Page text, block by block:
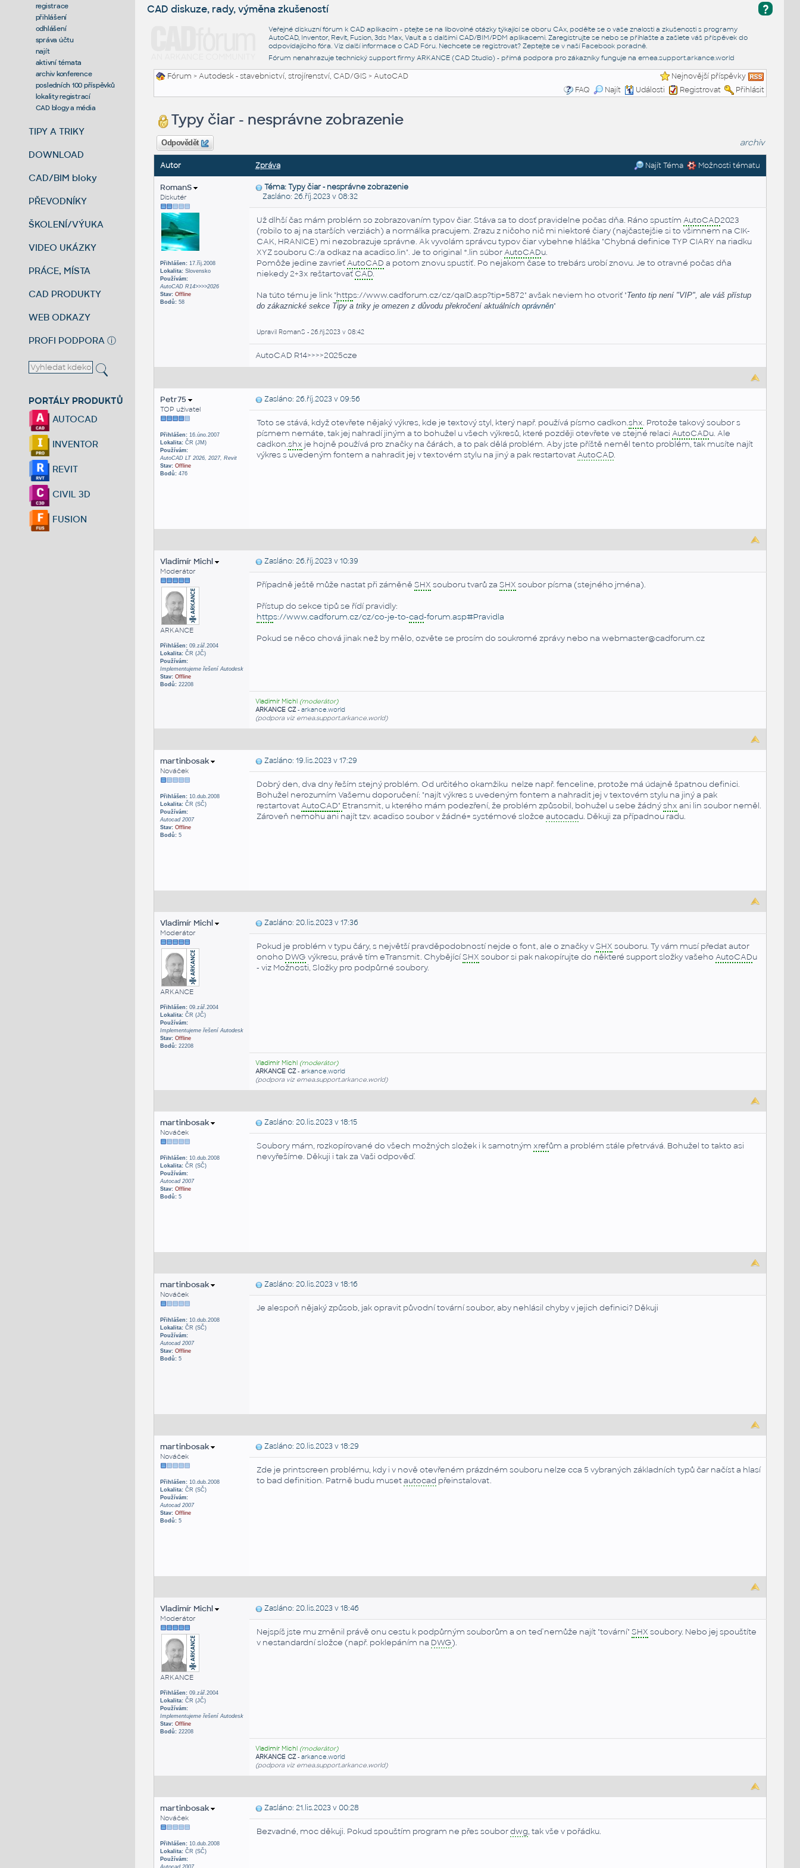
registrace
přihlášení
odhlášení
správa účtu
najít
aktivní témata
archiv konference
posledních 100 příspěvků
lokality registrací
CAD blogy a média
TIPY A TRIKY
DOWNLOAD
CAD/BIM bloky
PŘEVODNÍKY
ŠKOLENÍ/VÝUKA
VIDEO UKÁZKY
PRÁCE, MÍSTA
CAD PRODUKTY
WEB ODKAZY
PROFI PODPORA ⓘ
PORTÁLY PRODUKTŮ
AUTOCAD
INVENTOR
REVIT
CIVIL 3D
FUSION
?
CAD diskuze, rady, výměna zkušeností
Veřejné diskuzní fórum k CAD aplikacím - ptejte se na libovolné otázky týkající se oboru CAx, podělte se o vaše znalosti a zkušenosti s programy
AutoCAD, Inventor, Revit, Fusion, 3ds Max, Vault a s dalšími CAD/BIM/PDM aplikacemi. Zaregistrujte se nebo se přihlašte a zašlete váš příspěvek do
odpovídajícího fóra. Viz další informace o CAD Fóru. Nechcete se registrovat? Zeptejte se v naší Facebook poradně.
Fórum nenahrazuje technický support firmy ARKANCE (CAD Studio) - přímá podpora pro zákazníky funguje na emea.support.arkance.world
Fórum >Autodesk - stavebnictví, strojírenství, CAD/GIS>AutoCAD
Nejnovější příspěvky
FAQ
Najít Události Registrovat Přihlásit
Typy čiar - nesprávne zobrazenie
Odpovědět archiv
Autor Zpráva Najít Téma Možnosti tématu
RomanS
Diskutér
Přihlášen:17.říj.2008
Lokalita:Slovensko
Používám:
AutoCAD R14>>>>2026
Stav: Offline
Bodů:58
Téma: Typy čiar - nesprávne zobrazenie
Zasláno: 26.říj.2023 v 08:32
Už dlhší čas mám problém so zobrazovaním typov čiar. Stáva sa to dosť pravidelne počas dňa. Ráno spustím AutoCAD2023
(robilo to aj na starších verziách) a normálka pracujem. Zrazu z ničoho nič mi niektoré čiary (najčastejšie si to všimnem na CIK-
CAK, HRANICE) mi nezobrazuje správne. Ak vyvolám správcu typov čiar vybehne hláška "Chybná definice TYP CIARY na riadku
XYZ souboru C:/a odkaz na acadiso.lin". Je to original *.lin súborAutoCADu.
Pomôže jedine zavrieťAutoCAD a potom znovu spustiť. Po nejakom čase to trebárs urobí znovu. Je to otravné počas dňa
niekedy 2÷3x reštartovať CAD.
Na túto tému je link "https://www.cadforum.cz/cz/qaID.asp?tip=5872" avšak neviem ho otvoriť "Tento tip není "VIP", ale váš přístup
do zákaznické sekce Tipy a triky je omezen z důvodu překročení aktuálních oprávněn"
Upravil RomanS - 26.říj.2023 v 08:42
AutoCAD R14>>>>2025cze
Petr75
TOP uživatel
Přihlášen:16.úno.2007
Lokalita:ČR (JM)
Používám:
AutoCAD LT 2026, 2027, Revit
Stav: Offline
Bodů:476
Zasláno: 26.říj.2023 v 09:56
Toto se stává, když otevřete nějaký výkres, kde je textový styl, který např. používá písmo cadkon.shx. Protože takový soubor s
písmem nemáte, tak jej nahradí jiným a to bohužel u všech výkresů, které později otevřete ve stejné relaci AutoCADu. Ale
cadkon.shx je hojně používá pro značky na čárách, a to pak dělá problém. Aby jste příště neměl tento problém, tak musíte najít
výkres s uvedeným fontem a nahradit jej v textovém stylu na jiný a pak restartovatAutoCAD.
Vladimír Michl
Moderátor
ARKANCE
Přihlášen:09.zář.2004
Lokalita:ČR (JČ)
Používám:
Implementujeme řešení Autodesk
Stav: Offline
Bodů:22208
Zasláno: 26.říj.2023 v 10:39
Případně ještě může nastat při záměně SHX souboru tvarů za SHX soubor písma (stejného jména).
Přístup do sekce tipů se řídí pravidly:
https://www.cadforum.cz/cz/co-je-to-cad-forum.asp#Pravidla
Pokud se něco chová jinak než by mělo, ozvěte se prosím do soukromé zprávy nebo na webmaster@cadforum.cz
Vladimír Michl (moderátor)
ARKANCE CZ- arkance.world
(podpora viz emea.support.arkance.world)
martinbosak
Nováček
Přihlášen:10.dub.2008
Lokalita:ČR (SČ)
Používám:
Autocad 2007
Stav: Offline
Bodů:5
Zasláno: 19.lis.2023 v 17:29
Dobrý den, dva dny řeším stejný problém. Od určitého okamžiku nelze např. fenceline, protože má údajně špatnou definici.
Bohužel nerozumím Vašemu doporučení: "najít výkres s uvedeným fontem a nahradit jej v textovém stylu na jiný a pak
restartovatAutoCAD" Etransmit, u kterého mám podezření, že problém způsobil, bohužel u sebe žádnýshx ani lin soubor neměl.
Zároveň nemohu ani najít tzv. acadiso soubor v žádné= systémové složce autocadu. Děkuji za případnou radu.
Vladimír Michl
Moderátor
ARKANCE
Přihlášen:09.zář.2004
Lokalita:ČR (JČ)
Používám:
Implementujeme řešení Autodesk
Stav: Offline
Bodů:22208
Zasláno: 20.lis.2023 v 17:36
Pokud je problém v typu čáry, s největší pravděpodobností nejde o font, ale o značky vSHX souboru. Ty vám musí předat autor
onoho DWG výkresu, právě tím eTransmit. ChybějícíSHX soubor si pak nakopírujte do některé support složky vašeho AutoCADu
- viz Možnosti, Složky pro podpůrné soubory.
Vladimír Michl (moderátor)
ARKANCE CZ- arkance.world
(podpora viz emea.support.arkance.world)
martinbosak
Nováček
Přihlášen:10.dub.2008
Lokalita:ČR (SČ)
Používám:
Autocad 2007
Stav: Offline
Bodů:5
Zasláno: 20.lis.2023 v 18:15
Soubory mám, rozkopírované do všech možných složek i k samotným xrefům a problém stále přetrvává. Bohužel to takto asi
nevyřešíme. Děkuji i tak za Vaši odpověď.
martinbosak
Nováček
Přihlášen:10.dub.2008
Lokalita:ČR (SČ)
Používám:
Autocad 2007
Stav: Offline
Bodů:5
Zasláno: 20.lis.2023 v 18:16
Je alespoň nějaký způsob, jak opravit původní tovární soubor, aby nehlásil chyby v jejich definici? Děkuji
martinbosak
Nováček
Přihlášen:10.dub.2008
Lokalita:ČR (SČ)
Používám:
Autocad 2007
Stav: Offline
Bodů:5
Zasláno: 20.lis.2023 v 18:29
Zde je printscreen problému, kdy i v nově otevřeném prázdném souboru nelze cca 5 vybraných základních typů čar načíst a hlasí
to bad definition. Patrně budu musetautocad přeinstalovat.
Vladimír Michl
Moderátor
ARKANCE
Přihlášen:09.zář.2004
Lokalita:ČR (JČ)
Používám:
Implementujeme řešení Autodesk
Stav: Offline
Bodů:22208
Zasláno: 20.lis.2023 v 18:46
Nejspíš jste mu změnil právě onu cestu k podpůrným souborům a on teď nemůže najít "tovární" SHX soubory. Nebo jej spouštíte
v nestandardní složce (např. poklepáním na DWG).
Vladimír Michl (moderátor)
ARKANCE CZ- arkance.world
(podpora viz emea.support.arkance.world)
martinbosak
Nováček
Přihlášen:10.dub.2008
Lokalita:ČR (SČ)
Používám:
Zasláno: 21.lis.2023 v 00:28
Bezvadné, moc děkuji. Pokud spouštím program ne přes soubordwg, tak vše v pořádku.